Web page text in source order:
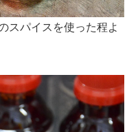
スパイスを使った程よ